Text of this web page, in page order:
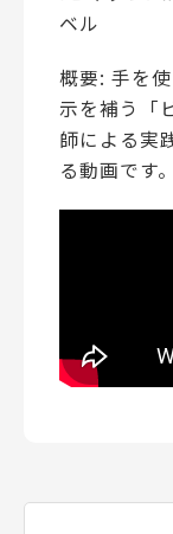
ベル
概要: 手を
示を補う「
師による実
る動画です。